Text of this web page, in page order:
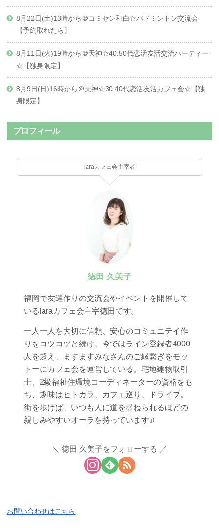
8月22日(土)13時から＠コミセン和白☆バドミントン交流会
【予約取れたら】
8月11日(火)19時から＠天神☆40.50代恋活友活交流パーティー
☆【独身限定】
8月9日(日)16時から＠天神☆30.40代恋活友活カフェ会☆【独
身限定】
プロフィール
laraカフェ会主宰者
徳田 久美子
福岡で友達作りの交流会やイベントを開催して
いるlaraカフェ会主宰徳田です。
一人一人を大切に信頼、安心のコミュニテイ作
りをコツコツと続け、今ではライン登録者4000
人を超え、ますますみなさんのご縁繋ぎをモッ
トーにカフェ会を運営している。宅地建物取引
士、2級福祉住環境コーディネーターの資格をも
ち、趣味はヒトカラ、カフェ巡り、ドライブ。
街を歩けば、いつも人に道を尋ねられるほどの
親しみやすいオーラを持っています♫
徳田 久美子をフォローする
お問い合わせはこちら